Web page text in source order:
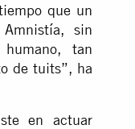
que un
sin
tan
de tuits”, ha
en actuar